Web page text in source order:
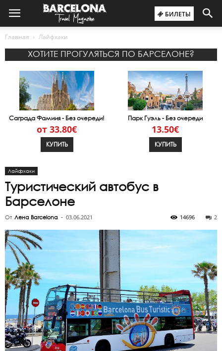
БИЛЕТЫ
Главная Лайфхаки
ХОТИТЕ ПРОГУЛЯТЬСЯ ПО БАРСЕЛОНЕ?
Саграда Фамиия - Без очереди!
от 33.80€
КУПИТЬ
Парк Гуэль - Без очереди
13.50€
КУПИТЬ
Лайфхаки
Туристический автобус в
Барселоне
От Лена Barcelona - 03.06.2021 2
14696